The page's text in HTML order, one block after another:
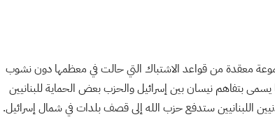
معقدة من قواعد الاشتباك التي حالت في معظمها دون نشوب
عام 1996 وحتى عام 2000، وفّر ما يسمى بتفاهم نيسان بين إسرائيل والحزب بعض الحماية للبنانيين
اللبنانيين ستدفع حزب الله إلى قصف بلدات في شمال إسرائيل.